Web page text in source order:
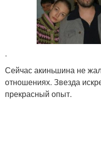
.
Сейчас акиньшина не
отношениях. Звезда
прекрасный опыт.